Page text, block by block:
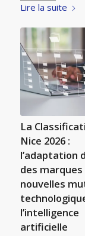
Lire la suite
La
Nice 2026 :
l’adaptation
des marques
nouvelles
l’intelligence
artificielle